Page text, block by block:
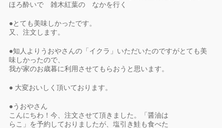
ほろ酔いで 雑木紅葉の なかを行く
●とても美味しかったです。
又、注文します。
●知人よりうおやさんの「イクラ」いただいたのですがとても美
味しかったので、
我が家のお歳暮に利用させてもらおうと思います。
● 大変おいしく頂いております。
●うおやさん
こんにちわ！今、注文させて頂きました。「醤油は
らこ」を予約しておりましたが、塩引き鮭も食べた